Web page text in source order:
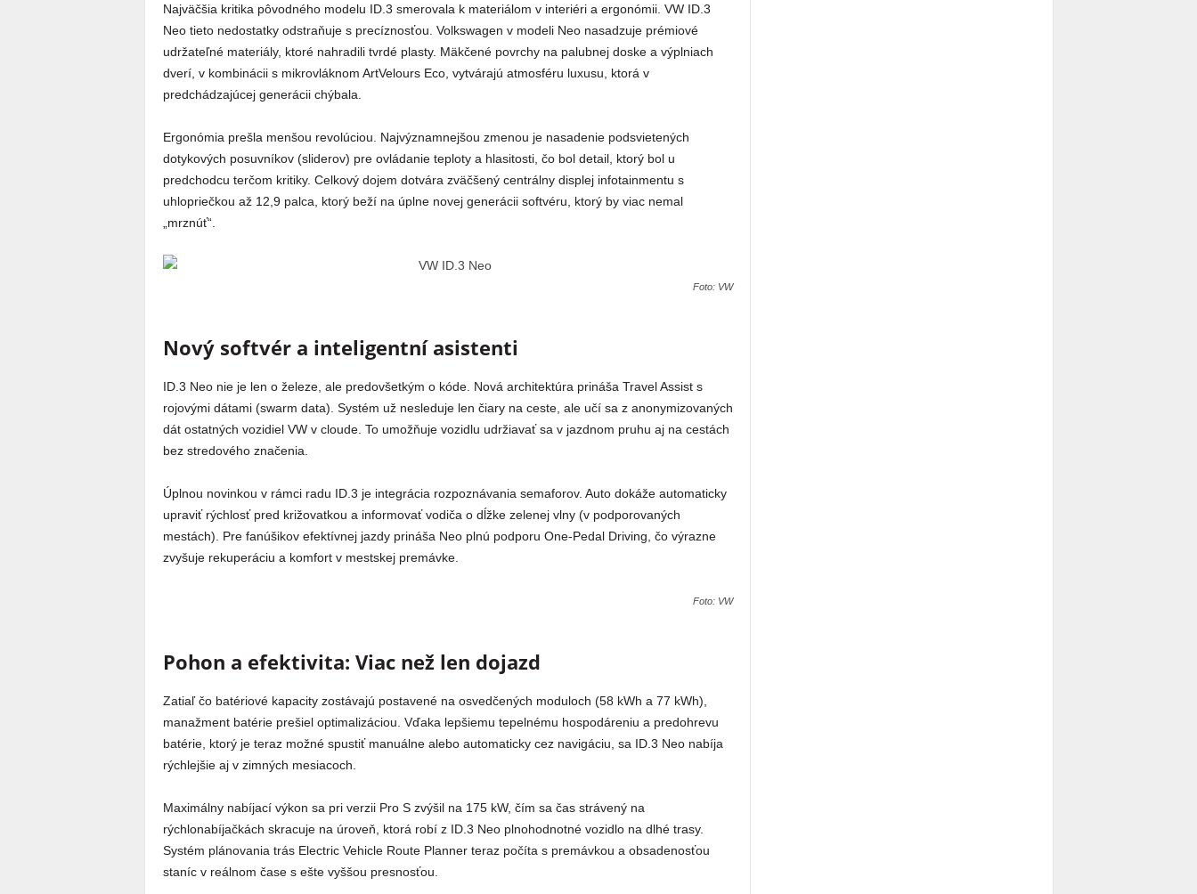
Najväčšia kritika pôvodného modelu ID.3 smerovala k materiálom v interiéri a ergonómii. VW ID.3
Neo tieto nedostatky odstraňuje s precíznosťou. Volkswagen v modeli Neo nasadzuje prémiové
udržateľné materiály, ktoré nahradili tvrdé plasty. Mäkčené povrchy na palubnej doske a výplniach
dverí, v kombinácii s mikrovláknom ArtVelours Eco, vytvárajú atmosféru luxusu, ktorá v
predchádzajúcej generácii chýbala.
Ergonómia prešla menšou revolúciou. Najvýznamnejšou zmenou je nasadenie podsvietených
dotykových posuvníkov (sliderov) pre ovládanie teploty a hlasitosti, čo bol detail, ktorý bol u
predchodcu terčom kritiky. Celkový dojem dotvára zväčšený centrálny displej infotainmentu s
uhlopriečkou až 12,9 palca, ktorý beží na úplne novej generácii softvéru, ktorý by viac nemal
„mrznúť“.
Foto: VW
Nový softvér a inteligentní asistenti
ID.3 Neo nie je len o železe, ale predovšetkým o kóde. Nová architektúra prináša Travel Assist s
rojovými dátami (swarm data). Systém už nesleduje len čiary na ceste, ale učí sa z anonymizovaných
dát ostatných vozidiel VW v cloude. To umožňuje vozidlu udržiavať sa v jazdnom pruhu aj na cestách
bez stredového značenia.
Úplnou novinkou v rámci radu ID.3 je integrácia rozpoznávania semaforov. Auto dokáže automaticky
upraviť rýchlosť pred križovatkou a informovať vodiča o dĺžke zelenej vlny (v podporovaných
mestách). Pre fanúšikov efektívnej jazdy prináša Neo plnú podporu One-Pedal Driving, čo výrazne
zvyšuje rekuperáciu a komfort v mestskej premávke.
Foto: VW
Pohon a efektivita: Viac než len dojazd
Zatiaľ čo batériové kapacity zostávajú postavené na osvedčených moduloch (58 kWh a 77 kWh),
manažment batérie prešiel optimalizáciou. Vďaka lepšiemu tepelnému hospodáreniu a predohrevu
batérie, ktorý je teraz možné spustiť manuálne alebo automaticky cez navigáciu, sa ID.3 Neo nabíja
rýchlejšie aj v zimných mesiacoch.
Maximálny nabíjací výkon sa pri verzii Pro S zvýšil na 175 kW, čím sa čas strávený na
rýchlonabíjačkách skracuje na úroveň, ktorá robí z ID.3 Neo plnohodnotné vozidlo na dlhé trasy.
Systém plánovania trás Electric Vehicle Route Planner teraz počíta s premávkou a obsadenosťou
staníc v reálnom čase s ešte vyššou presnosťou.